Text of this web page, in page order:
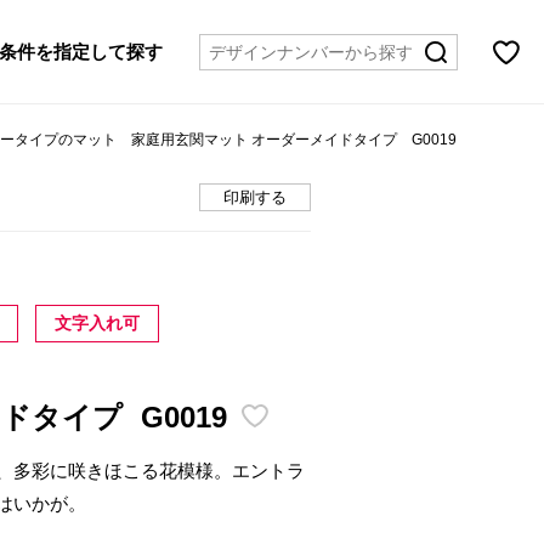
条件を指定して探す
タイプのマット 家庭用玄関マット オーダーメイドタイプ G0019
印刷する
文字入れ可
タイプ G0019
多彩に咲きほこる花模様。エントラ
いかが。